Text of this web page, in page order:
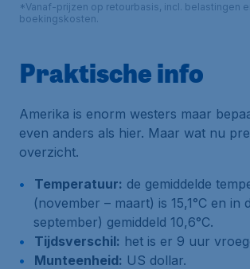
*Vanaf-prijzen op retourbasis, incl. belastingen
boekingskosten.
Praktische info
Amerika is enorm westers maar
even anders als hier. Maar wat nu
overzicht.
Temperatuur: de gemiddelde
(november – maart) is 15,1°C en in
september) gemiddeld 10,6°C.
Tijdsverschil: het is er 9 uur
Munteenheid: US dollar.